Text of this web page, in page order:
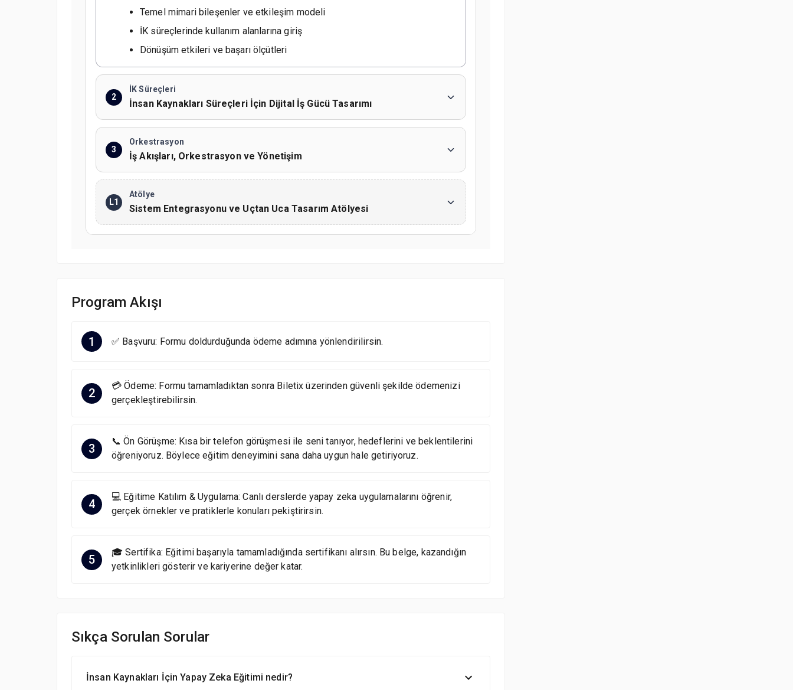
Temel mimari bileşenler ve etkileşim modeli
İK süreçlerinde kullanım alanlarına giriş
Dönüşüm etkileri ve başarı ölçütleri
2
İK Süreçleri
İnsan Kaynakları Süreçleri İçin Dijital İş Gücü Tasarımı
3
Orkestrasyon
İş Akışları, Orkestrasyon ve Yönetişim
L1
Atölye
Sistem Entegrasyonu ve Uçtan Uca Tasarım Atölyesi
Program Akışı
1 ✅ Başvuru: Formu doldurduğunda ödeme adımına yönlendirilirsin.
2
💳 Ödeme: Formu tamamladıktan sonra Biletix üzerinden güvenli şekilde ödemenizi
gerçekleştirebilirsin.
3
📞 Ön Görüşme: Kısa bir telefon görüşmesi ile seni tanıyor, hedeflerini ve beklentilerini
öğreniyoruz. Böylece eğitim deneyimini sana daha uygun hale getiriyoruz.
4
💻 Eğitime Katılım & Uygulama: Canlı derslerde yapay zeka uygulamalarını öğrenir,
gerçek örnekler ve pratiklerle konuları pekiştirirsin.
5
🎓 Sertifika: Eğitimi başarıyla tamamladığında sertifikanı alırsın. Bu belge, kazandığın
yetkinlikleri gösterir ve kariyerine değer katar.
Sıkça Sorulan Sorular
İnsan Kaynakları İçin Yapay Zeka Eğitimi nedir?